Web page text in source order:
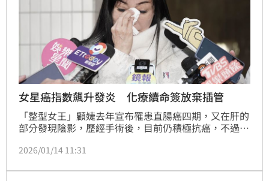
女星癌指數飆升發炎 化療續命簽放棄插管
「整型女王」顧婕去年宣布罹患直腸癌四期，又在肝的
部分發現陰影，歷經手術後，目前仍積極抗癌，不過昨
癌．
2026/01/14 11:31